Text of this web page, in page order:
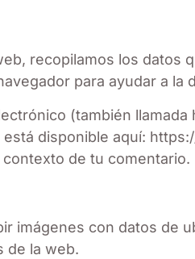
recopilamos los datos
para ayudar a la
(también
disponible aquí:
de tu comentario.
imágenes con datos de
de la web.